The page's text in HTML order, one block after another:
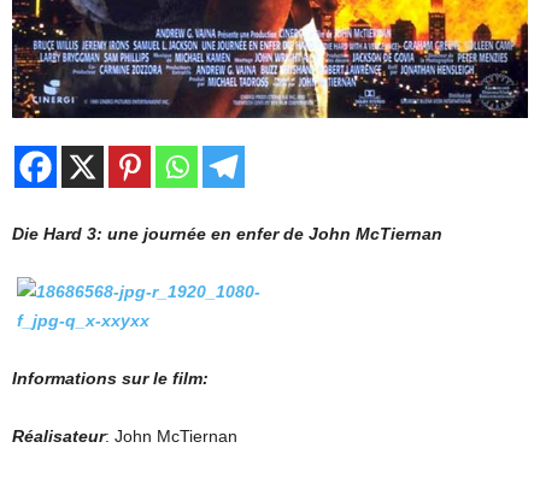
Die Hard 3: une journée en enfer de John McTiernan
Informations sur le film:
Réalisateur: John McTiernan